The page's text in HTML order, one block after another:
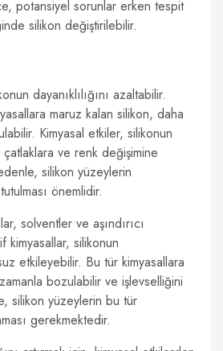
potansiyel sorunlar erken tespit
silikon değiştirilebilir.
dayanıklılığını azaltabilir.
maruz kalan silikon, daha
Kimyasal etkiler, silikonun
çatlaklara ve renk değişimine
silikon yüzeylerin
önemlidir.
solventler ve aşındırıcı
silikonun
etkileyebilir. Bu tür kimyasallara
bozulabilir ve işlevselliğini
silikon yüzeylerin bu tür
gerekmektedir.